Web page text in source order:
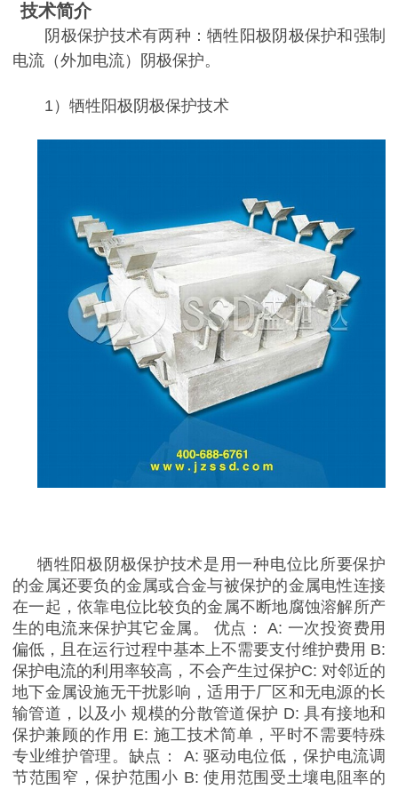
技术简介
阴极保护技术有两种：牺牲阳极 阴极保护和强制
电流（外加电流）阴极保护。
1）牺牲阳极阴极保护技术
牺牲阳极阴极保护技术是用一种电位比所要保护
的金属还要负的金属或合金与被保护的金属电性连接
在一起，依靠电位比较负的金属不断地腐蚀溶解所产
生的电流来保护其它金属。
优点： A: 一次投资费用
偏低，且在运行过程中基本上不需要支付维护费用 B:
保护电流的利用率较高，不会产生过保护C: 对邻近的
地下金属设施无干扰影响，适用于厂区和无电源的长
输管道，以及小 规模的分散管道保护 D:具有接地和
保护兼顾的作用 E:施工技术简单，平时不需要特殊
专业维护管理。缺点： A:驱动电位低，保护电流调
节范围窄，保护范围小 B:使用范围受土壤电阻率的